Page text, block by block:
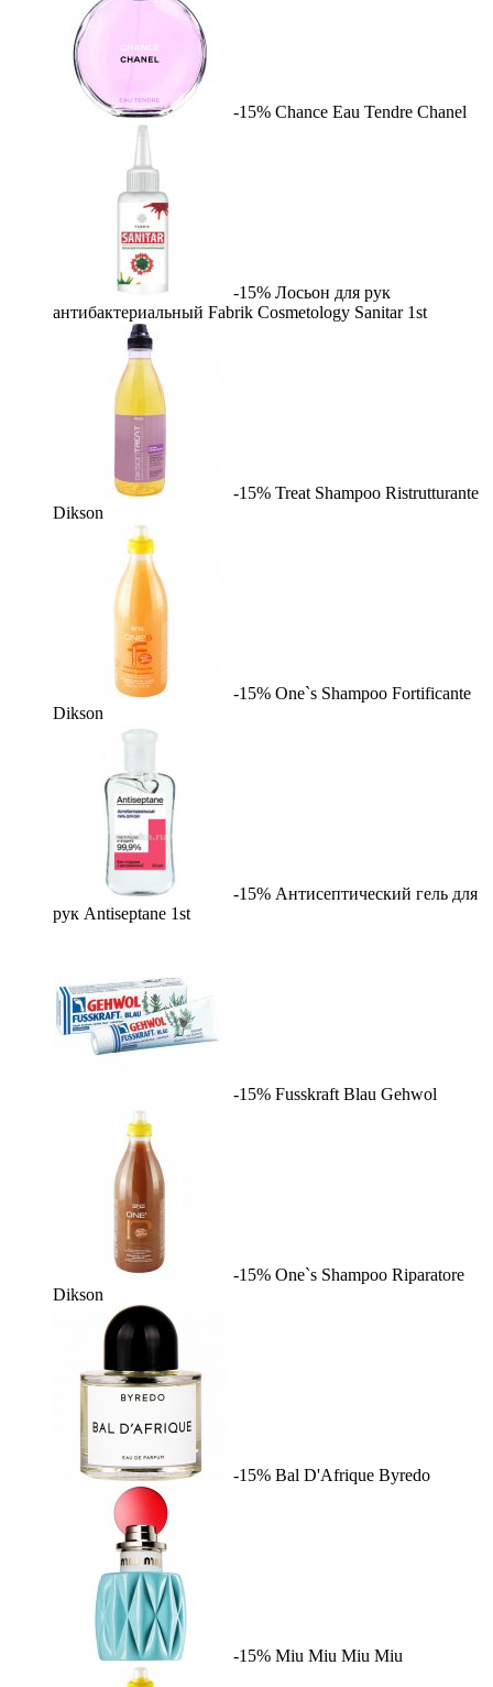
-15% Chance Eau Tendre Chanel
-15% Лосьон для рук
антибактериальный Fabrik Cosmetology Sanitar 1st
-15% Treat Shampoo Ristrutturante
Dikson
-15% One`s Shampoo Fortificante
Dikson
-15% Антисептический гель для
рук Antiseptane 1st
-15% Fusskraft Blau Gehwol
-15% One`s Shampoo Riparatore
Dikson
-15% Bal D'Afrique Byredo
-15% Miu Miu Miu Miu